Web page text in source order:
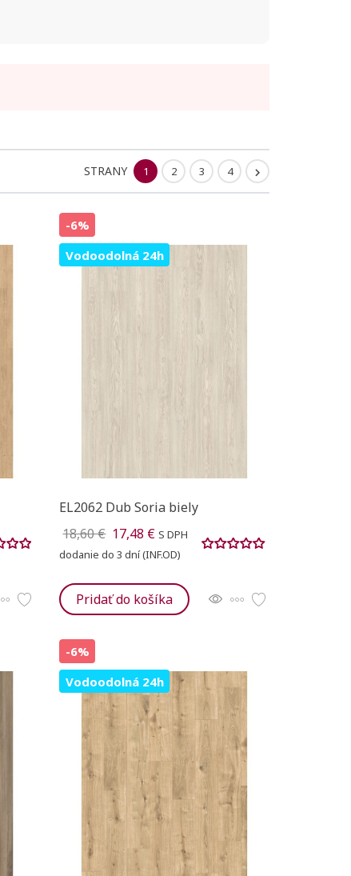
STRANY 1 2 3 4 
-6%
Vodoodolná 24h
EL2062 Dub Soria biely
18,60 € 17,48 € S DPH
dodanie do 3 dní (INF.OD)
Pridať do košíka
-6%
Vodoodolná 24h